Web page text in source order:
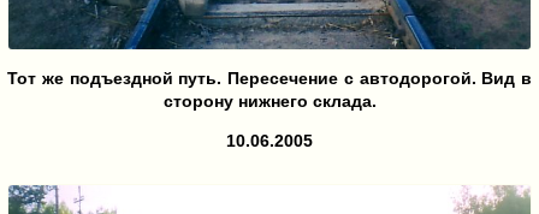
Тот же подъездной путь. Пересечение с автодорогой. Вид в
сторону нижнего склада.
10.06.2005